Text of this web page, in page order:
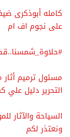
كامله أبوذكرى
على نجوم اف ام
#حلاوة_شمسنا..قصة
التحرير دليل
السياحة والآثار
ونعتذر لكم